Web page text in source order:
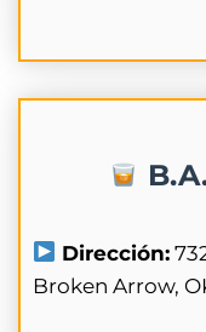
Dirección:
Broken Arrow,